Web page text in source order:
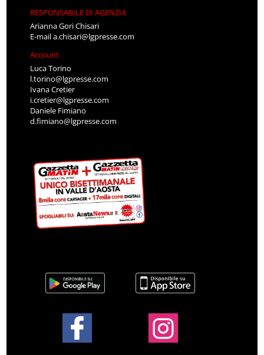
RESPONSABILE DI AGENZIA
Arianna Gori Chisari
E-maila.chisari@lgpresse.com
Account
Luca Torino
l.torino@lgpresse.com
Ivana Cretier
i.cretier@lgpresse.com
Daniele Fimiano
d.fimiano@lgpresse.com